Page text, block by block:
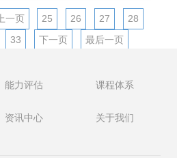
上一页 25 26 27
28
33 下一页 最后一页
能力评估 课程体系
资讯中心 关于我们